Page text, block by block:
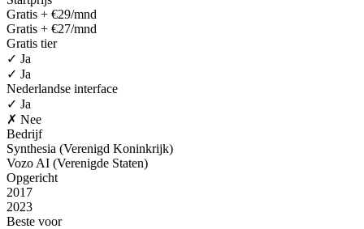
Gratis + €29/mnd
Gratis + €27/mnd
Gratis tier
✓ Ja
✓ Ja
Nederlandse interface
✓ Ja
✗ Nee
Bedrijf
Synthesia (Verenigd Koninkrijk)
Vozo AI (Verenigde Staten)
Opgericht
2017
2023
Beste voor